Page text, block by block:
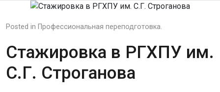
Posted in Профессиональная переподготовка.
Стажировка в РГХПУ им.
С.Г. Строганова